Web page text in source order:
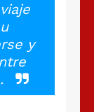
y